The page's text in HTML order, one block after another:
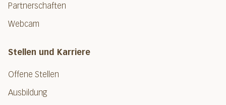
Partnerschaften
Webcam
Stellen und Karriere
Offene Stellen
Ausbildung